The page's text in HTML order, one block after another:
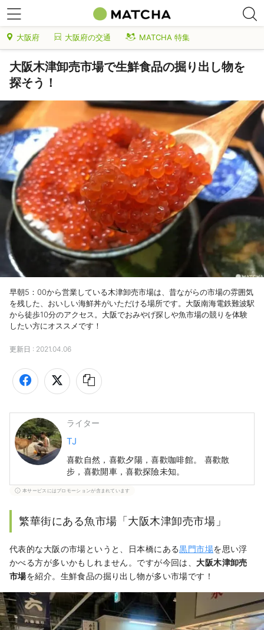
大阪府 大阪府の交通 MATCHA 特集
大阪木津卸売市場で生鮮食品の掘り出し物を
探そう！
早朝5：00から営業している木津卸売市場は、昔ながらの市場の雰囲気
を残した、おいしい海鮮丼がいただける場所です。大阪南海電鉄難波駅
から徒歩10分のアクセス。大阪でおみやげ探しや魚市場の競りを体験
したい方にオススメです！
更新日 : 2021.04.06
ライター
TJ
喜歡自然，喜歡夕陽，喜歡咖啡館。 喜歡散
步，喜歡開車，喜歡探險未知。
本サービスにはプロモーションが含まれています
繁華街にある魚市場「大阪木津卸売市場」
代表的な大阪の市場というと、日本橋にある黒門市場を思い浮
かべる方が多いかもしれません。ですが今回は、 大阪木津卸売
市場を紹介。生鮮食品の掘り出し物が多い市場です！